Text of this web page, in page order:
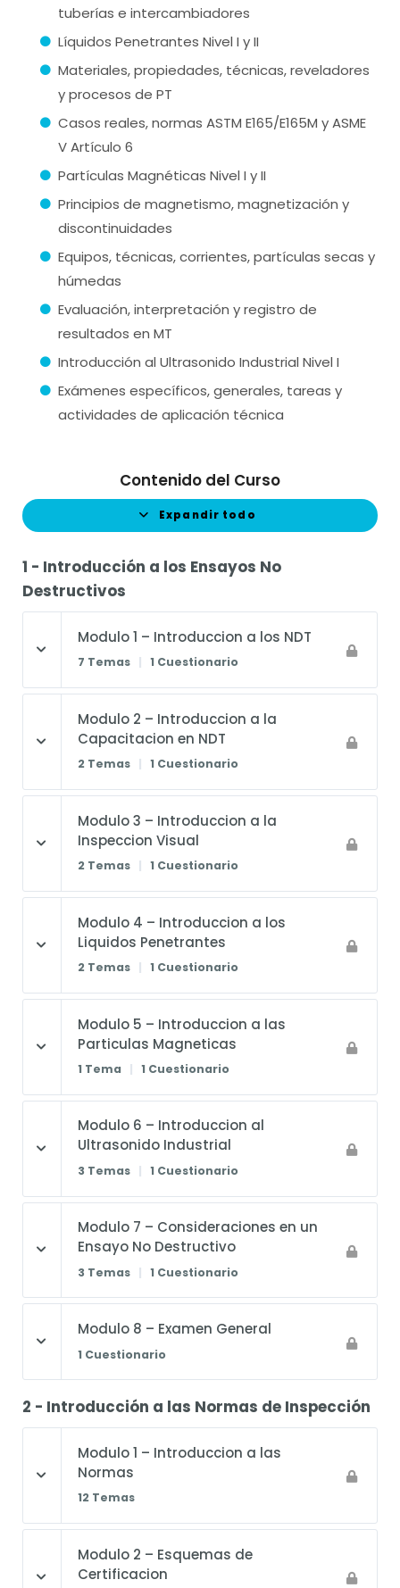
tuberías e intercambiadores
Líquidos Penetrantes Nivel I y II
Materiales, propiedades, técnicas, reveladores
y procesos de PT
Casos reales, normas ASTM E165/E165M y ASME
V Artículo 6
Partículas Magnéticas Nivel I y II
Principios de magnetismo, magnetización y
discontinuidades
Equipos, técnicas, corrientes, partículas secas y
húmedas
Evaluación, interpretación y registro de
resultados en MT
Introducción al Ultrasonido Industrial Nivel I
Exámenes específicos, generales, tareas y
actividades de aplicación técnica
Contenido del Curso
Expandir todo
1 - Introducción a los Ensayos No
Destructivos
Modulo 1 – Introduccion a los NDT
7 Temas | 1 Cuestionario
Modulo 2 – Introduccion a la
Capacitacion en NDT
2 Temas | 1 Cuestionario
Modulo 3 – Introduccion a la
Inspeccion Visual
2 Temas | 1 Cuestionario
Modulo 4 – Introduccion a los
Liquidos Penetrantes
2 Temas | 1 Cuestionario
Modulo 5 – Introduccion a las
Particulas Magneticas
1 Tema | 1 Cuestionario
Modulo 6 – Introduccion al
Ultrasonido Industrial
3 Temas | 1 Cuestionario
Modulo 7 – Consideraciones en un
Ensayo No Destructivo
3 Temas | 1 Cuestionario
Modulo 8 – Examen General
1 Cuestionario
2 - Introducción a las Normas de Inspección
Modulo 1 – Introduccion a las
Normas
12 Temas
Modulo 2 – Esquemas de
Certificacion